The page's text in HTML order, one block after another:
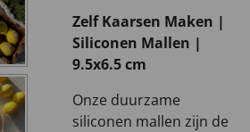
Zelf Kaarsen Maken |
Siliconen Mallen |
9.5x6.5 cm
Onze duurzame
siliconen mallen zijn de